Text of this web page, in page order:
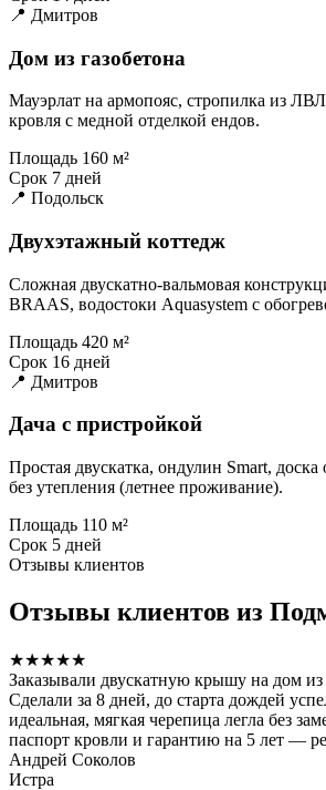
📍 Дмитров
Дом из газобетона
Мауэрлат на армопояс, стропилка из
кровля с медной отделкой ендов.
Площадь 160 м²
Срок 7 дней
📍 Подольск
Двухэтажный коттедж
Сложная двускатно-вальмовая
BRAAS, водостоки Aquasystem с
Площадь 420 м²
Срок 16 дней
📍 Дмитров
Дача с пристройкой
Простая двускатка, ондулин Smart,
без утепления (летнее проживание).
Площадь 110 м²
Срок 5 дней
Отзывы клиентов
Отзывы клиентов из
★★★★★
Заказывали двускатную крышу на дом из
Сделали за 8 дней, до старта дождей
идеальная, мягкая черепица легла без
паспорт кровли и гарантию на 5 лет —
Андрей Соколов
Истра